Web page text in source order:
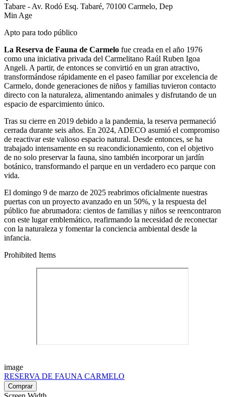
Tabare - Av. Rodó Esq. Tabaré, 70100 Carmelo, Dep
Min Age
Apto para todo público
La Reserva de Fauna de Carmelo fue creada en el año 1976
como una iniciativa privada del Carmelitano Raúl Ruben Igoa
Angeli. A partir, de entonces se convirtió en un gran atractivo,
transformándose rápidamente en el paseo familiar por excelencia de
Carmelo, donde generaciones de niños y familias tuvieron contacto
directo con la naturaleza, alimentando animales y disfrutando de un
espacio de esparcimiento único.
Tras su cierre en 2019 debido a la pandemia, la reserva permaneció
cerrada durante seis años. En 2024, ADECO asumió el compromiso
de reactivar este valioso espacio natural. Desde entonces, se ha
trabajado intensamente en su reacondicionamiento, con el objetivo
de no solo preservar la fauna, sino también incorporar un jardín
botánico, transformando el parque en un verdadero eco parque con
vida.
El domingo 9 de marzo de 2025 reabrimos oficialmente nuestras
puertas con un proyecto avanzado en un 50%, y la respuesta del
público fue abrumadora: cientos de familias y niños se reencontraron
con este lugar emblemático, reafirmando la necesidad de reconectar
con la naturaleza y fomentar la conciencia ambiental desde la
infancia.
Prohibited Items
image
RESERVA DE FAUNA CARMELO